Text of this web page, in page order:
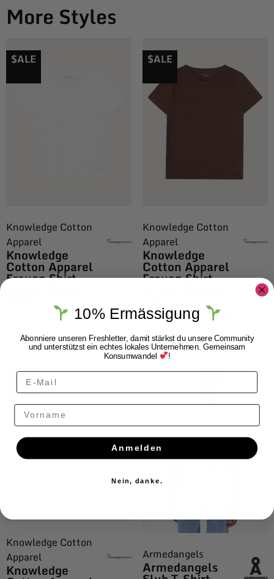
More Styles
$ALE
Knowledge Cotton
Apparel
Knowledge
Cotton Apparel
Frauen Shirt
CHF39.00
$ALE
Knowledge Cotton
Apparel
Knowledge
Cotton Apparel
Frauen Shirt
CHF79.00CHF 39.00
$ALE
Knowledge Cotton
Apparel
Knowledge
Armedangels
Armedangels
10% Ermässigung
Abonniere unseren Freshletter, damit stärkst du unsere Community
und unterstützst ein echtes lokales Unternehmen. Gemeinsam
Konsumwandel !
Vorname
Anmelden
Nein, danke.